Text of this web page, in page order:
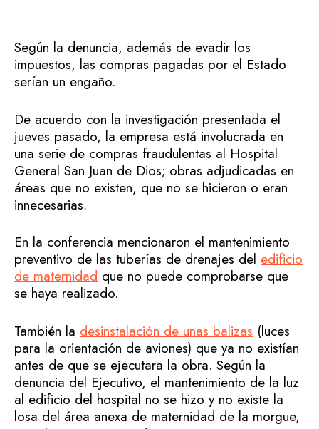
Según la denuncia, además de evadir los
impuestos, las compras pagadas por el Estado
serían un engaño.
De acuerdo con la investigación presentada el
jueves pasado, la empresa está involucrada en
una serie de compras fraudulentas al Hospital
General San Juan de Dios; obras adjudicadas en
áreas que no existen, que no se hicieron o eran
innecesarias.
En la conferencia mencionaron el mantenimiento
preventivo de las tuberías de drenajes del edificio
de maternidad que no puede comprobarse que
se haya realizado.
También la desinstalación de unas balizas (luces
para la orientación de aviones) que ya no existían
antes de que se ejecutara la obra. Según la
denuncia del Ejecutivo, el mantenimiento de la luz
al edificio del hospital no se hizo y no existe la
losa del área anexa de maternidad de la morgue,